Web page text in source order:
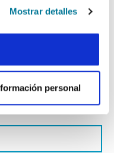
Mostrar detalles
personal
Prayerline